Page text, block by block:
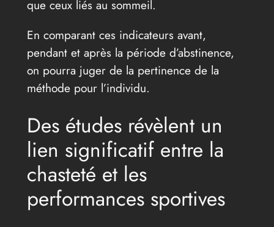
que ceux liés au sommeil.
En comparant ces indicateurs avant,
pendant et après la période d’abstinence,
on pourra juger de la pertinence de la
méthode pour l’individu.
Des études révèlent un
lien significatif entre la
chasteté et les
performances sportives